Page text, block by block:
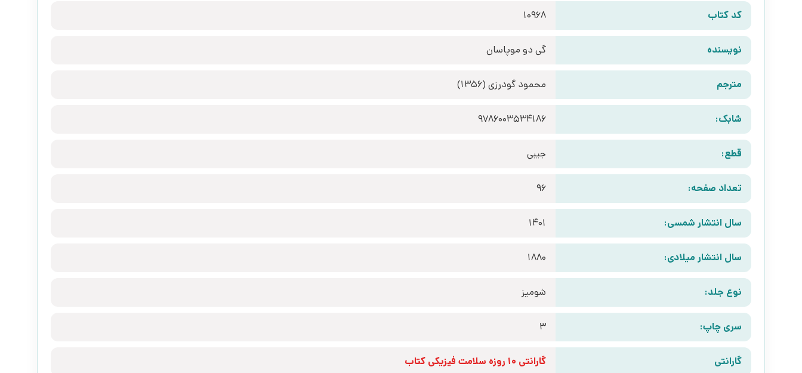
کد کتاب 10968
نویسنده گی دو موپاسان
مترجم محمود گودرزی (1356)
شابک: 9786003534186
قطع: جیبی
تعداد صفحه: 96
سال انتشار شمسی: 1401
سال انتشار میلادی: 1880
نوع جلد: شومیز
سری چاپ: 3
گارانتی گارانتی 10 روزه سلامت فیزیکی کتاب